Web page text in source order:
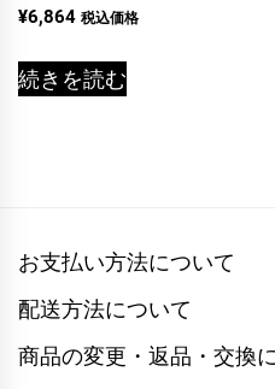
5段階中
5.00
¥6,864 税込価格
続きを読む
お支払い方法について
配送方法について
商品の変更・返品・交換